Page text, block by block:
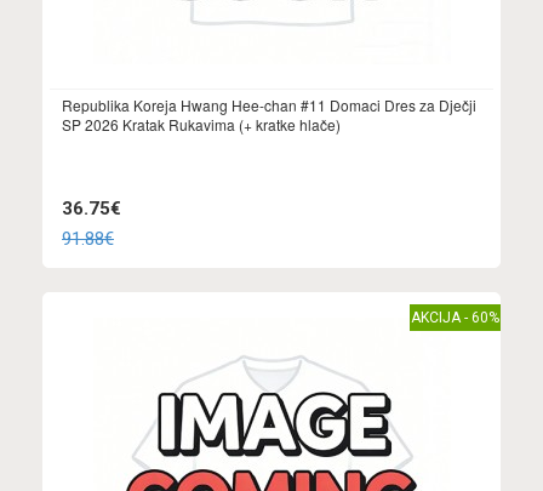
Republika Koreja Hwang Hee-chan #11 Domaci Dres za Dječji
SP 2026 Kratak Rukavima (+ kratke hlače)
36.75€
91.88€
AKCIJA - 60%